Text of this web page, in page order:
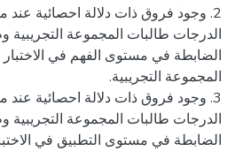
الدرجات طالبات المجموعة التجريبية
الضابطة في مستوى الفهم في
الدرجات طالبات المجموعة التجريبية
الضابطة في مستوى التطبيق في